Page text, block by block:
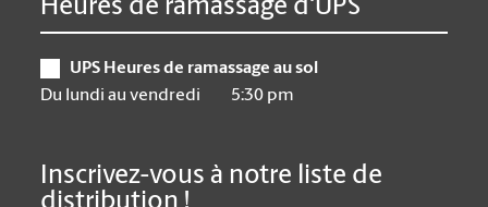
Heures de ramassage d'UPS
UPS Heures de ramassage au sol
Du lundi au vendredi
5:30 pm
Inscrivez-vous à notre liste de